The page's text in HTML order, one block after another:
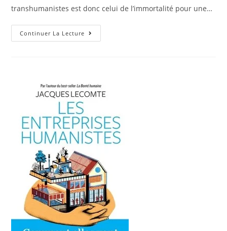
transhumanistes est donc celui de l’immortalité pour une…
Continuer La Lecture